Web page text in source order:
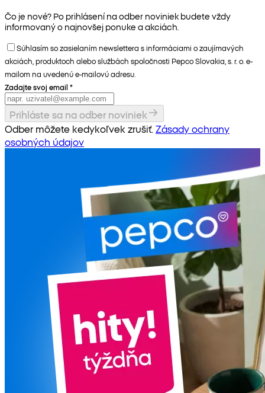
Čo je nové? Po prihlásení na odber noviniek budete vždy
informovaný o najnovšej ponuke a akciách.
Súhlasím so zasielaním newslettera s informáciami o zaujímavých
akciách, produktoch alebo službách spoločnosti Pepco Slovakia, s. r. o. e-
mailom na uvedenú e-mailovú adresu.
Zadajte svoj email *
Prihláste sa na odber noviniek
Odber môžete kedykoľvek zrušiť. Zásady ochrany
osobných údajov